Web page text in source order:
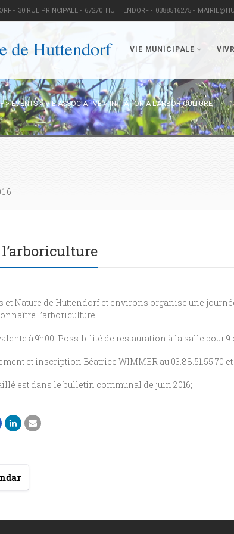
- 30 RUE PRINCIPALE - 67270 HUTTENDORF - 0388516275 -
VIE MUNICIPALE
>EVENTS>VIE ASSOCIATIVE>INITIATION À L’ARBORICULTURE
et Nature de Huttendorf et environs organise une
l’arboriculture.
à 9h00. Possibilité de restauration à la salle pour 9
et inscription Béatrice WIMMER au 03.88.51.55.70 et
est dans le bulletin communal de juin 2016;